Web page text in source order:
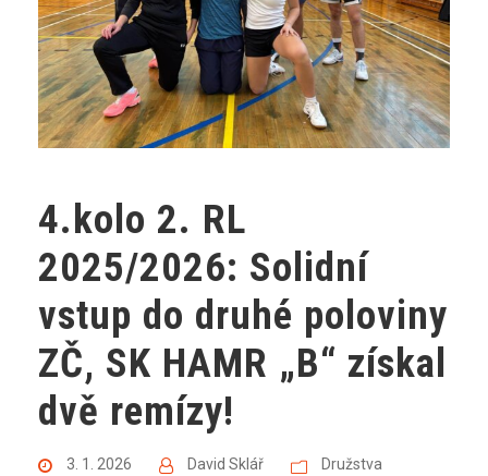
4.kolo 2. RL
2025/2026: Solidní
vstup do druhé poloviny
ZČ, SK HAMR „B“ získal
dvě remízy!
3. 1. 2026 David Sklář Družstva